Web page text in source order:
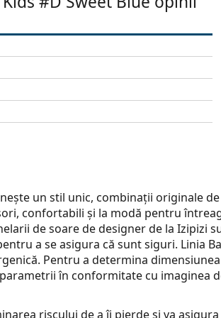
un stil unic, combinații originale
confortabili și la modă pentru
de soare de designer de la Izipizi
a se asigura că sunt siguri. Linia
Pentru a determina
în conformitate cu imaginea
riscului de a îi pierde și va